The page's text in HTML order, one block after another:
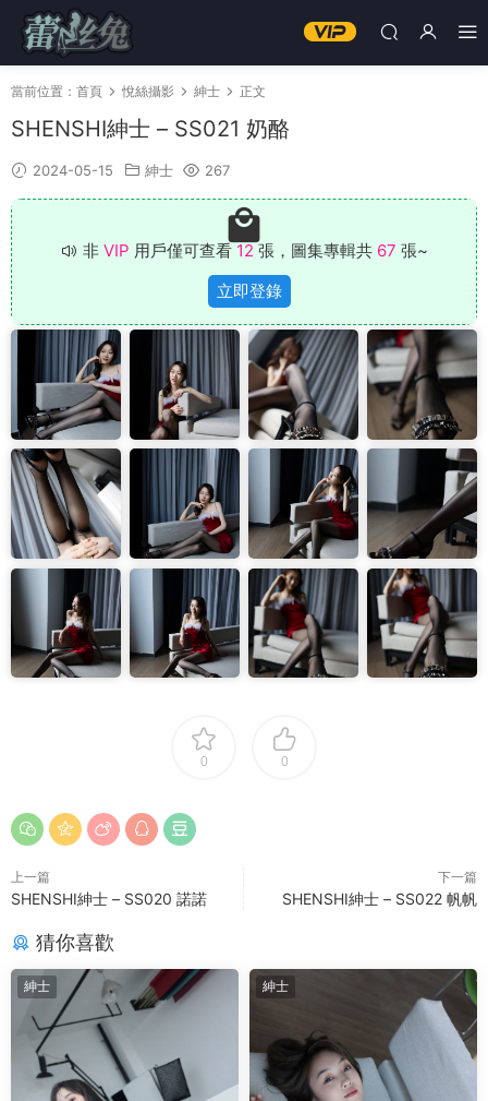
當前位置： 首頁 悅絲攝影 紳士 正文
SHENSHI紳士 – SS021 奶酪
2024-05-15 紳士 267
非 VIP 用戶僅可查看 12 張，圖集專輯共 67 張~
立即登錄
0 0
上一篇
SHENSHI紳士 – SS020 諾諾
下一篇
SHENSHI紳士 – SS022 帆帆
猜你喜歡
紳士 紳士